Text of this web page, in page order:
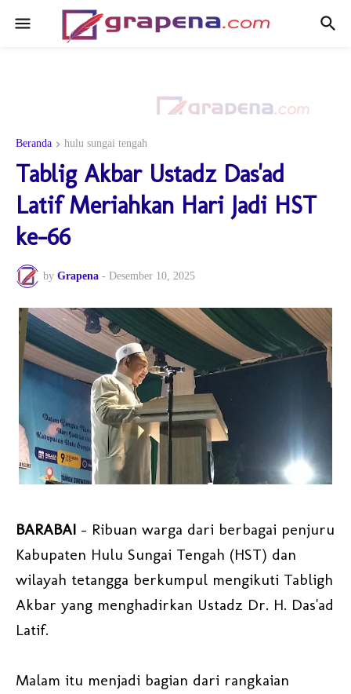
Beranda hulu sungai tengah
Tablig Akbar Ustadz Das'ad
Latif Meriahkan Hari Jadi HST
ke-66
by Grapena - Desember 10, 2025
BARABAI - Ribuan warga dari berbagai penjuru
Kabupaten Hulu Sungai Tengah (HST) dan
wilayah tetangga berkumpul mengikuti Tabligh
Akbar yang menghadirkan Ustadz Dr. H. Das'ad
Latif.
Malam itu menjadi bagian dari rangkaian